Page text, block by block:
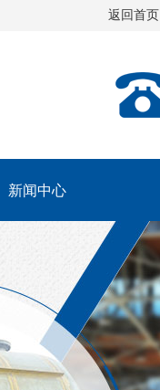
返回首页
新闻中心